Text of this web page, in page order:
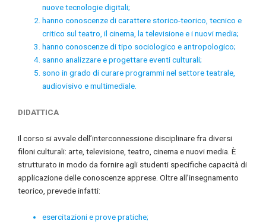
nuove tecnologie digitali;
hanno conoscenze di carattere storico-teorico, tecnico e
critico sul teatro, il cinema, la televisione e i nuovi media;
hanno conoscenze di tipo sociologico e antropologico;
sanno analizzare e progettare eventi culturali;
sono in grado di curare programmi nel settore teatrale,
audiovisivo e multimediale.
DIDATTICA
Il corso si avvale dell’interconnessione disciplinare fra diversi
filoni culturali: arte, televisione, teatro, cinema e nuovi media. È
strutturato in modo da fornire agli studenti specifiche capacità di
applicazione delle conoscenze apprese. Oltre all’insegnamento
teorico, prevede infatti:
esercitazioni e prove pratiche;